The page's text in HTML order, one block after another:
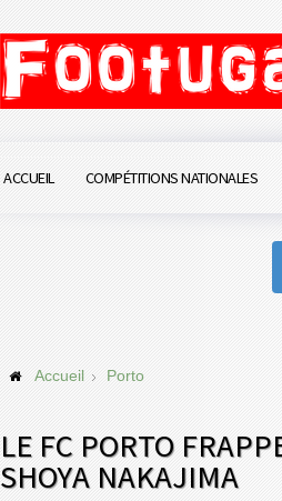
ACCUEIL COMPÉTITIONS NATIONALES
Accueil Porto
LE FC PORTO
SHOYA NAKAJIMA